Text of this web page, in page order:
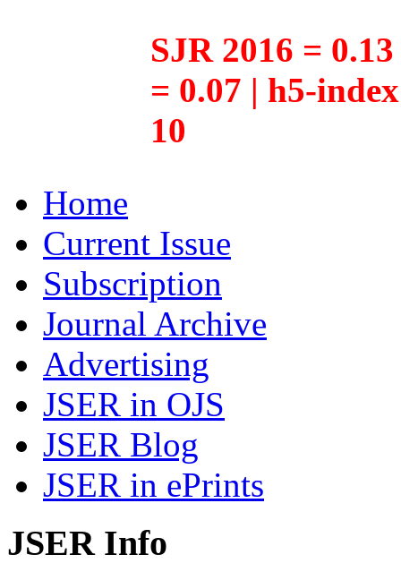
SJR 2016 =
= 0.07 | h5-
10
Home
Current Issue
Subscription
Journal Archive
Advertising
JSER in OJS
JSER Blog
JSER in ePrints
JSER Info